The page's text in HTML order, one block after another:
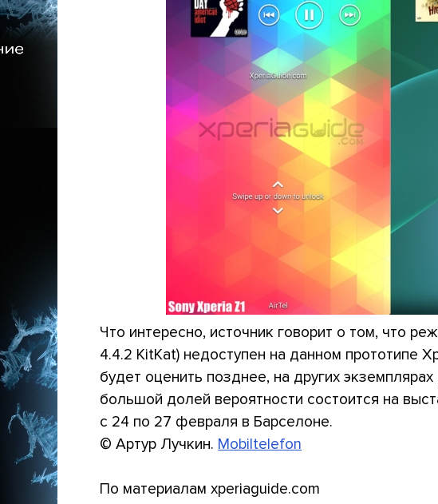
Что интересно, источник говорит о том, что
4.4.2 KitKat) недоступен на данном прототипе
будет оценить позднее, на других
большой долей вероятности состоится на
с 24 по 27 февраля в Барселоне.
© Артур Лучкин. Mobiltelefon
По материалам xperiaguide.com